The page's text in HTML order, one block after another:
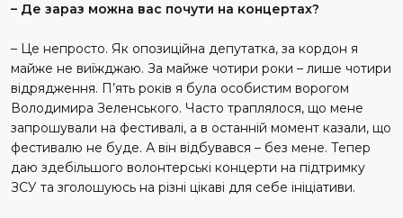
– Де зараз можна вас почути на концертах?
– Це непросто. Як опозиційна депутатка, за кордон я
майже не виїжджаю. За майже чотири роки – лише чотири
відрядження. П’ять років я була особистим ворогом
Володимира Зеленського. Часто траплялося, що мене
запрошували на фестивалі, а в останній момент казали, що
фестивалю не буде. А він відбувався – без мене. Тепер
даю здебільшого волонтерські концерти на підтримку
ЗСУ та зголошуюсь на різні цікаві для себе ініціативи.